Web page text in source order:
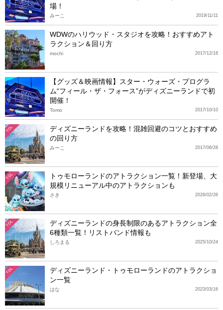
場！
2019/11/11
みーこ
WDWのハリウッド・スタジオを攻略！おすすめアト
ラクション＆回り方
2017/12/18
mochi
【グッズ＆映画情報】スター・ウォーズ・プログラ
ム“フィール・ザ・フォース”がディズニーランドで初
開催！
2017/10/10
Tomo
TDL
ディズニーランドを攻略！混雑回避のコツとおすすめ
の回り方
2017/06/28
みーこ
TDL
トゥモローランドのアトラクション一覧！新登場、大
規模リニューアル中のアトラクションも
2026/02/26
さき
TDL
ディズニーランドの身長制限のあるアトラクション全
6種類一覧！リストバンド情報も
2025/10/24
しろまる
TDL
ディズニーランド・トゥモローランドのアトラクショ
ン一覧
2023/03/16
はな